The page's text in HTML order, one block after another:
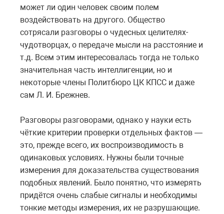
может ли один человек своим полем
воздействовать на другого. Общество
сотрясали разговоры о чудесных целителях-
чудотворцах, о передаче мысли на расстояние и
т.д. Всем этим интересовалась тогда не только
значительная часть интеллигенции, но и
некоторые члены Политбюро ЦК КПСС и даже
сам Л. И. Брежнев.
Разговоры разговорами, однако у науки есть
чёткие критерии проверки отдельных фактов —
это, прежде всего, их воспроизводимость в
одинаковых условиях. Нужны были точные
измерения для доказательства существования
подобных явлений. Было понятно, что измерять
придётся очень слабые сигналы и необходимы
тонкие методы измерения, их не разрушающие.